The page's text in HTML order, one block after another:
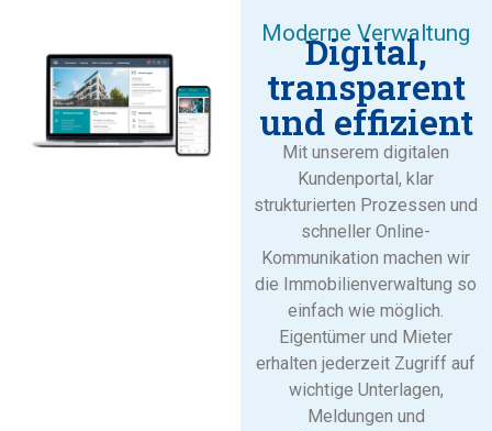
Moderne Verwaltung
Digital,
transparent
und effizient
Mit unserem digitalen
Kundenportal, klar
strukturierten Prozessen und
schneller Online-
Kommunikation machen wir
die Immobilienverwaltung so
einfach wie möglich.
Eigentümer und Mieter
erhalten jederzeit Zugriff auf
wichtige Unterlagen,
Meldungen und